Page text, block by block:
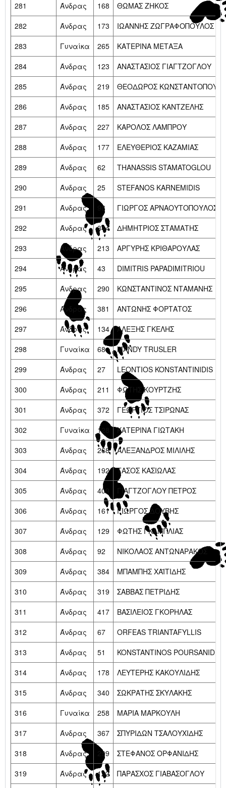
281
Άνδρας 168
ΘΩΜΑΣ ΖΗΚΟΣ
282
Άνδρας 173
ΙΩΑΝΝΗΣ ΖΩΓΡΑΦΟΠΟΥΛΟΣ
283
Γυναίκα 265
ΚΑΤΕΡΙΝΑ ΜΕΤΑΞΑ
284
Άνδρας 123
ΑΝΑΣΤΑΣΙΟΣ ΓΙΑΓΤΖΟΓΛΟΥ
285
Άνδρας 219
ΘΕΟΔΩΡΟΣ
286
Άνδρας 185
ΑΝΑΣΤΑΣΙΟΣ ΚΑΝΤΖΕΛΗΣ
287
Άνδρας 227
ΚΑΡΟΛΟΣ ΛΑΜΠΡΟΥ
288
Άνδρας 177
ΕΛΕΥΘΕΡΙΟΣ ΚΑΖΑΜΙΑΣ
289
Άνδρας 62
THANASSIS STAMATOGLOU
290
Άνδρας 25
STEFANOS KARNEMIDIS
291
Άνδρας 98
ΓΙΩΡΓΟΣ ΑΡΝΑΟΥΤΟΠΟΥΛΟΣ
292
Άνδρας 344
ΔΗΜΗΤΡΙΟΣ ΣΤΑΜΑΤΗΣ
293
Άνδρας 213
ΑΡΓΥΡΗΣ ΚΡΙΘΑΡΟΥΛΑΣ
294
Άνδρας 43
DIMITRIS PAPADIMITRIOU
295
Άνδρας 290
ΚΩΝΣΤΑΝΤΙΝΟΣ ΝΤΑΜΑΝΗΣ
296
Άνδρας 381
ΑΝΤΩΝΗΣ ΦΟΡΤΑΤΟΣ
297
Άνδρας 134
ΑΛΕΞΗΣ ΓΚΕΛΗΣ
298
Γυναίκα 68
MANDY TRUSLER
299
Άνδρας 27
LEONTIOS KONSTANTINIDIS
300
Άνδρας 211
ΦΩΤΗΣ ΚΟΥΡΤΖΗΣ
301
Άνδρας 372
ΓΕΩΡΓΙΟΣ ΤΣΙΡΩΝΑΣ
302
Γυναίκα 128
ΚΑΤΕΡΙΝΑ ΓΙΩΤΑΚΗ
303
Άνδρας 268
ΑΛΕΞΑΝΔΡΟΣ ΜΙΛΙΛΗΣ
304
Άνδρας 192
ΤΑΣΟΣ ΚΑΣΙΩΛΑΣ
305
Άνδρας 409
ΓΙΑΓΤΖΟΓΛΟΥ ΠΕΤΡΟΣ
306
Άνδρας 161
ΓΙΩΡΓΟΣ ΔΟΥΒΗΣ
307
Άνδρας 129
ΦΩΤΗΣ ΓΚΑΜΠΛΙΑΣ
308
Άνδρας 92
ΝΙΚΟΛΑΟΣ ΑΝΤΩΝΑΡΑΚΟΣ
309
Άνδρας 384
ΜΠΑΜΠΗΣ ΧΑΪΤΙΔΗΣ
310
Άνδρας 319
ΣΑΒΒΑΣ ΠΕΤΡΙΔΗΣ
311
Άνδρας 417
ΒΑΣΙΛΕΙΟΣ ΓΚΟΡΗΛΑΣ
312
Άνδρας 67
ORFEAS TRIANTAFYLLIS
313
Άνδρας 51
KONSTANTINOS POURSANIDIS
314
Άνδρας 178
ΛΕΥΤΕΡΗΣ ΚΑΚΟΥΛΙΔΗΣ
315
Άνδρας 340
ΣΩΚΡΑΤΗΣ ΣΚΥΛΑΚΗΣ
316
Γυναίκα 258
ΜΑΡΙΑ ΜΑΡΚΟΥΛΗ
317
Άνδρας 367
ΣΠΥΡΙΔΩΝ ΤΣΑΛΟΥΧΙΔΗΣ
318
Άνδρας 299
ΣΤΕΦΑΝΟΣ ΟΡΦΑΝΙΔΗΣ
319
Άνδρας 122
ΠΑΡΑΣΧΟΣ ΓΙΑΒΑΣΟΓΛΟΥ